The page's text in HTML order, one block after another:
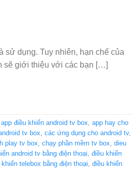
sử dụng. Tuy nhiên, hạn chế của
sẽ giới thiệu với các bạn […]
app điều khiển android tv box app hay cho
tv box các ứng dụng cho android tv,
play tv box chạy phần mềm tv box dieu
android tv bằng điện thoại điều khiển
khiển telebox bằng điện thoại điều khiển